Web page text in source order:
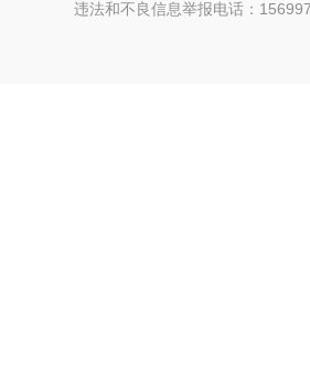
违法和不良信息举报电话：